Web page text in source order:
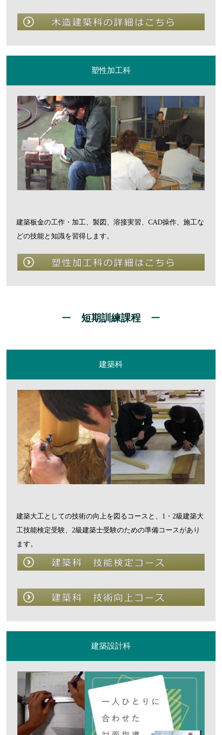
塑性加工科
建築板金の工作・加工、製図、溶接実習、CAD操作、施工な
どの技能と知識を習得します。
短期訓練課程
建築科
建築大工としての技術の向上を図るコースと、1・2級建築大
工技能検定受験、2級建築士受験のための準備コースがあり
ます。
建築設計科